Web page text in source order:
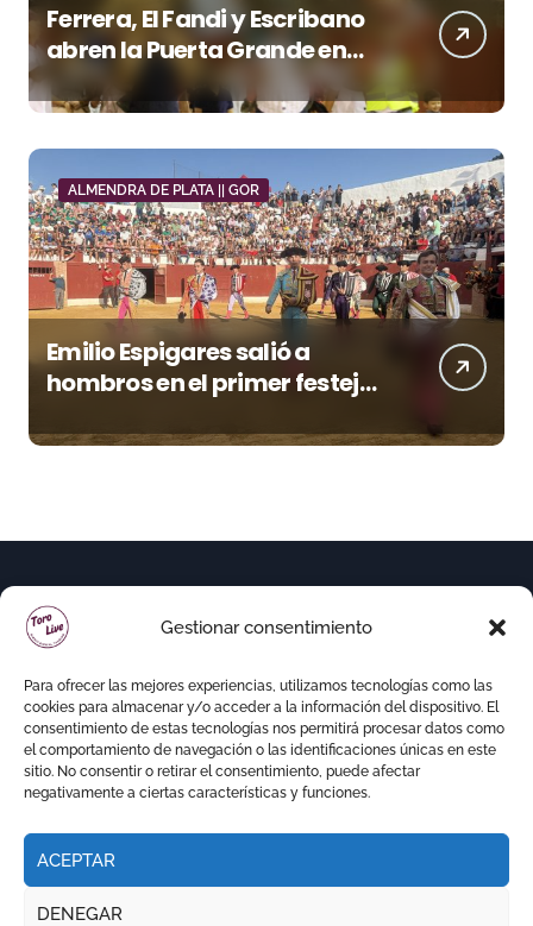
Gestionar consentimiento
Para ofrecer las mejores experiencias, utilizamos tecnologías como las
cookies para almacenar y/o acceder a la información del dispositivo. El
consentimiento de estas tecnologías nos permitirá procesar datos como
el comportamiento de navegación o las identificaciones únicas en este
sitio. No consentir o retirar el consentimiento, puede afectar
negativamente a ciertas características y funciones.
ACEPTAR
DENEGAR
Ferrera, El Fandi y Escribano
abren la Puerta Grande en
una tarde triunfal en Azuaga
ALMENDRA DE PLATA || GOR
Emilio Espigares salió a
hombros en el primer festejo
la Feria de Gor
Copyright © Todos los derechos reservados